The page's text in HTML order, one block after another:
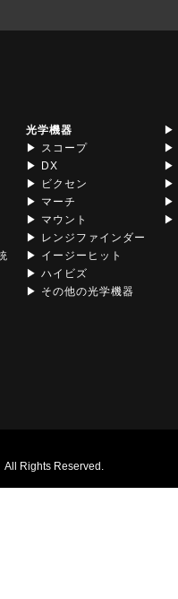
光学機器
▶ スコープ
▶ DX
▶ ビクセン
▶ マーチ
▶ マウント
▶ レンジファインダー
▶ イージーヒット
▶ ハイビズ
▶ その他の光学機器
▶
▶
▶
▶
▶
▶
Rights Reserved.